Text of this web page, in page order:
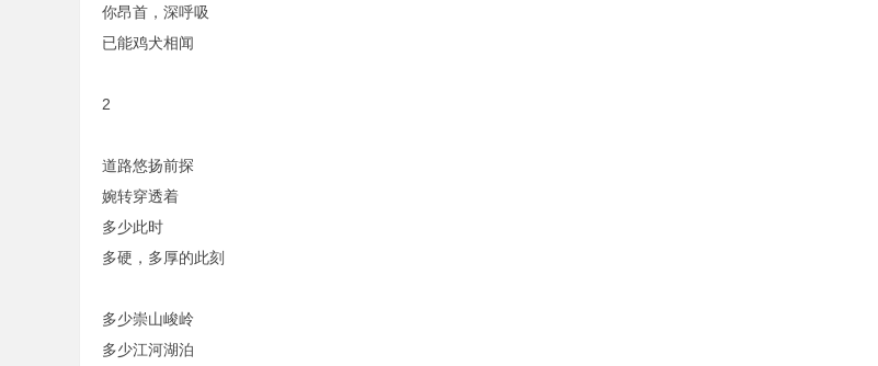
你昂首，深呼吸
已能鸡犬相闻
2
道路悠扬前探
婉转穿透着
多少此时
多硬，多厚的此刻
多少崇山峻岭
多少江河湖泊